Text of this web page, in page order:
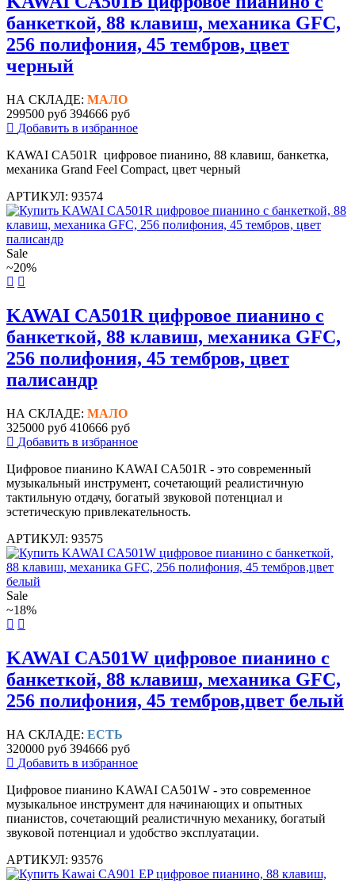
банкеткой, 88 клавиш, механика GFC,
256 полифония, 45 тембров, цвет
черный
НА СКЛАДЕ: МАЛО
299500 руб 394666 руб
Добавить в избранное
KAWAI CA501R цифровое пианино, 88 клавиш, банкетка,
механика Grand Feel Compact, цвет черный
АРТИКУЛ: 93574
Sale
~20%
KAWAI CA501R цифровое пианино с
банкеткой, 88 клавиш, механика GFC,
256 полифония, 45 тембров, цвет
палисандр
НА СКЛАДЕ: МАЛО
325000 руб 410666 руб
Добавить в избранное
Цифровое пианино KAWAI CA501R - это современный
музыкальный инструмент, сочетающий реалистичную
тактильную отдачу, богатый звуковой потенциал и
эстетическую привлекательность.
АРТИКУЛ: 93575
Sale
~18%
KAWAI CA501W цифровое пианино с
банкеткой, 88 клавиш, механика GFC,
256 полифония, 45 тембров,цвет белый
НА СКЛАДЕ: ЕСТЬ
320000 руб 394666 руб
Добавить в избранное
Цифровое пианино KAWAI CA501W - это современное
музыкальное инструмент для начинающих и опытных
пианистов, сочетающий реалистичную механику, богатый
звуковой потенциал и удобство эксплуатации.
АРТИКУЛ: 93576